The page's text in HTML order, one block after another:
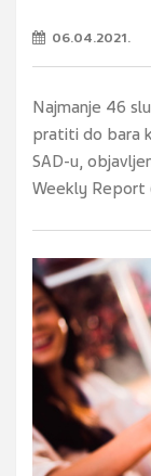
06.04.2021.
Najmanje 46
pratiti do bara
SAD-u,
Weekly Report